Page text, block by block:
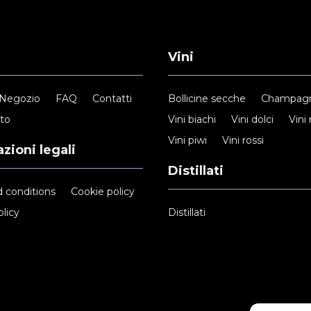
FAQ
Contatti
legali
conditions
Cookie policy
Vini
Bollicine secche
Vini biachi
Vini dolci
Vini
Vini piwi
Vini rossi
Distillati
Distillati